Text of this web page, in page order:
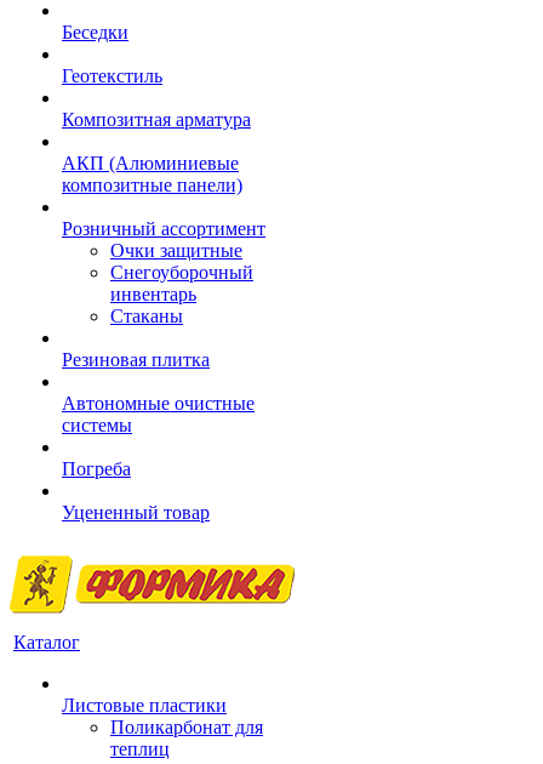
Беседки
Геотекстиль
Композитная арматура
АКП (Алюминиевые
композитные панели)
Розничный ассортимент
Очки защитные
Снегоуборочный
инвентарь
Стаканы
Резиновая плитка
Автономные очистные
системы
Погреба
Уцененный товар
Каталог
Листовые пластики
Поликарбонат для
теплиц